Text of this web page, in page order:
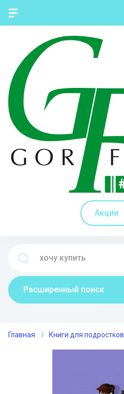
Акции
Расширенный поиск
Главная Книги для подростков